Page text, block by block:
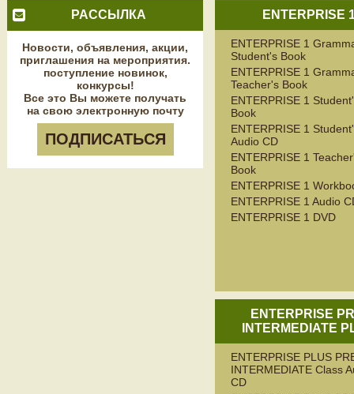
РАССЫЛКА
Новости, объявления, акции,
приглашения на мероприятия.
поступление новинок,
конкурсы!
Все это Вы можете получать
на свою электронную почту
ПОДПИСАТЬСЯ
ENTERPRISE
ENTERPRISE 1
Student's Book
ENTERPRISE 1
Teacher's Book
ENTERPRISE 1
Book
ENTERPRISE 1
Audio CD
ENTERPRISE 1
Book
ENTERPRISE 1
ENTERPRISE 1 Audio
ENTERPRISE 1 DVD
ENTERPRISE
INTERMEDIATE
ENTERPRISE PLUS
INTERMEDIATE Class
CD